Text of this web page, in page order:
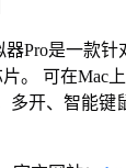
器Pro是一款
。 可在Mac
多开、智能键